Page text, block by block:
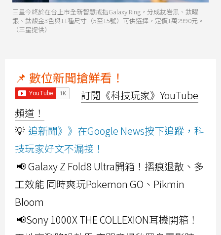
三星今終於在台上市全新智慧戒指Galaxy Ring，分成鈦岩黑、鈦曜
銀、鈦馥金3色與11種尺寸（5至15號）可供選擇，定價1萬2990元。
（三星提供）
📌 數位新聞搶鮮看！
訂閱《科技玩家》YouTube
頻道！
💡 追新聞》》在Google News按下追蹤，科
技玩家好文不漏接！
📢 Galaxy Z Fold8 Ultra開箱！摺痕退散、多
工效能 同時爽玩Pokemon GO、Pikmin
Bloom
📢Sony 1000X THE COLLEXION耳機開箱！